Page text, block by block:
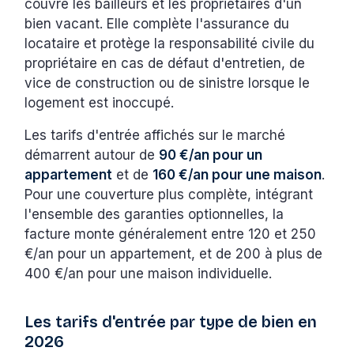
couvre les bailleurs et les propriétaires d'un
bien vacant. Elle complète l'assurance du
locataire et protège la responsabilité civile du
propriétaire en cas de défaut d'entretien, de
vice de construction ou de sinistre lorsque le
logement est inoccupé.
Les tarifs d'entrée affichés sur le marché
démarrent autour de 90 €/an pour un
appartement et de 160 €/an pour une maison.
Pour une couverture plus complète, intégrant
l'ensemble des garanties optionnelles, la
facture monte généralement entre 120 et 250
€/an pour un appartement, et de 200 à plus de
400 €/an pour une maison individuelle.
Les tarifs d'entrée par type de bien en
2026